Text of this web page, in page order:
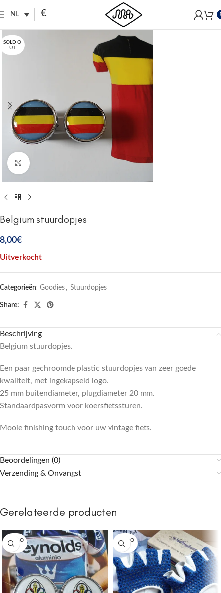
NL €
SOLD O
UT
Belgium stuurdopjes
8,00€
Uitverkocht
Categorieën: Goodies , Stuurdopjes
Share:
Beschrijving
Belgium stuurdopjes.
Een paar gechroomde plastic stuurdopjes van zeer goede
kwaliteit, met ingekapseld logo.
25 mm buitendiameter, plugdiameter 20 mm.
Standaardpasvorm voor koersfietssturen.
Mooie finishing touch voor uw vintage fiets.
Beoordelingen (0)
Verzending & Onvangst
Gerelateerde producten
SOLD O
UT
SOLD O
UT
Free shipping within EU, as from 199€.